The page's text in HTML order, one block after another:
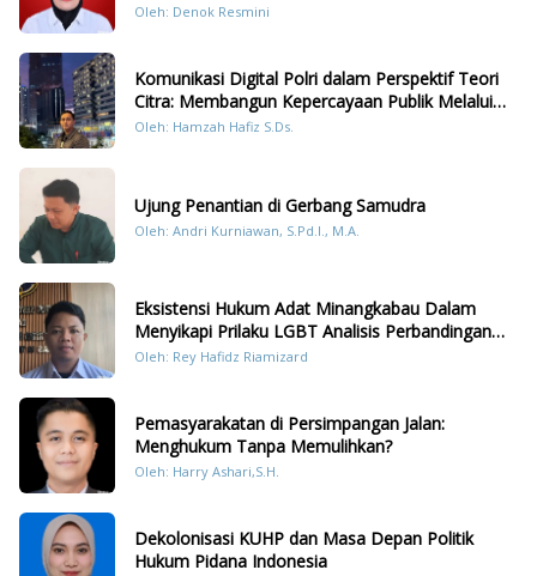
Oleh: Denok Resmini
Komunikasi Digital Polri dalam Perspektif Teori
Citra: Membangun Kepercayaan Publik Melalui
Konten Humanis Kesiapsiagaan Bencana di
Oleh: Hamzah Hafiz S.Ds.
Ujung Penantian di Gerbang Samudra
Oleh: Andri Kurniawan, S.Pd.I., M.A.
Eksistensi Hukum Adat Minangkabau Dalam
Menyikapi Prilaku LGBT Analisis Perbandingan
Dengan Hukum Pidana
Oleh: Rey Hafidz Riamizard
Pemasyarakatan di Persimpangan Jalan:
Menghukum Tanpa Memulihkan?
Oleh: Harry Ashari,S.H.
Dekolonisasi KUHP dan Masa Depan Politik
Hukum Pidana Indonesia